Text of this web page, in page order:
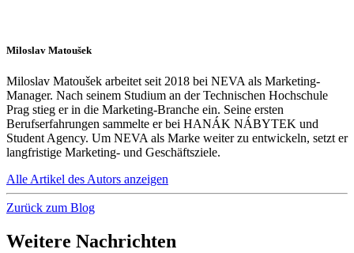
Miloslav Matoušek
Miloslav Matoušek arbeitet seit 2018 bei NEVA als Marketing-
Manager. Nach seinem Studium an der Technischen Hochschule
Prag stieg er in die Marketing-Branche ein. Seine ersten
Berufserfahrungen sammelte er bei HANÁK NÁBYTEK und
Student Agency. Um NEVA als Marke weiter zu entwickeln, setzt er
langfristige Marketing- und Geschäftsziele.
Alle Artikel des Autors anzeigen
Zurück zum Blog
Weitere Nachrichten